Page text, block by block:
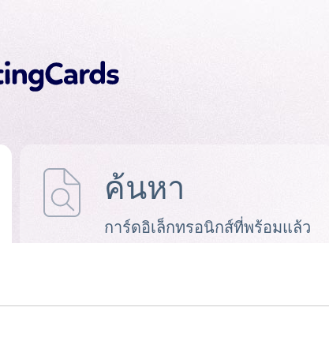
ค้นหา
การ์ดอิเล็กทรอนิกส์ที่พร้อมแล้ว